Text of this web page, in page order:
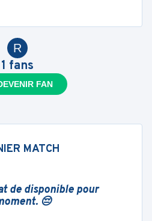
R
1 fans
FAN
MATCH
de disponible pour
😔